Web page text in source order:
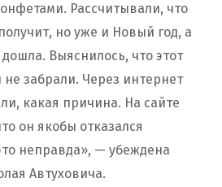
Рассчитывали, что
но уже и Новый год, а
Выяснилось, что этот
забрали. Через интернет
какая причина. На сайте
он якобы отказался
неправда», — убеждена
Автуховича.